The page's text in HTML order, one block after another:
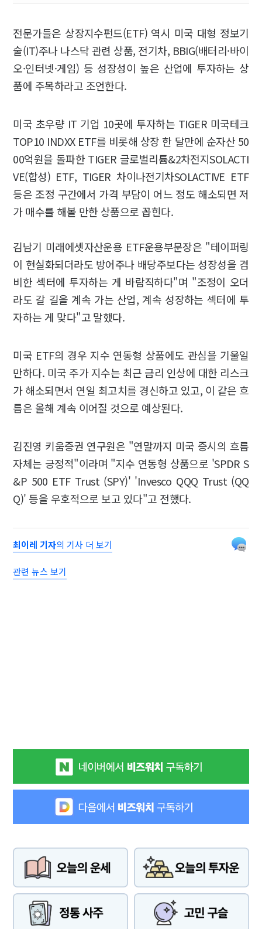
전문가들은 상장지수펀드(ETF) 역시 미국 대형 정보기
술(IT)주나 나스닥 관련 상품, 전기차, BBIG(배터리·바이
오·인터넷·게임) 등 성장성이 높은 산업에 투자하는 상
품에 주목하라고 조언한다.
미국 초우량 IT 기업 10곳에 투자하는 TIGER 미국테크
TOP10 INDXX ETF를 비롯해 상장 한 달만에 순자산 50
00억원을 돌파한 TIGER 글로벌리튬&2차전지SOLACTI
VE(합성) ETF, TIGER 차이나전기차SOLACTIVE ETF
등은 조정 구간에서 가격 부담이 어느 정도 해소되면 저
가 매수를 해볼 만한 상품으로 꼽힌다.
김남기 미래에셋자산운용 ETF운용부문장은 "테이퍼링
이 현실화되더라도 방어주나 배당주보다는 성장성을 겸
비한 섹터에 투자하는 게 바람직하다"며 "조정이 오더
라도 갈 길을 계속 가는 산업, 계속 성장하는 섹터에 투
자하는 게 맞다"고 말했다.
미국 ETF의 경우 지수 연동형 상품에도 관심을 기울일
만하다. 미국 주가 지수는 최근 금리 인상에 대한 리스크
가 해소되면서 연일 최고치를 경신하고 있고, 이 같은 흐
름은 올해 계속 이어질 것으로 예상된다.
김진영 키움증권 연구원은 "연말까지 미국 증시의 흐름
자체는 긍정적"이라며 "지수 연동형 상품으로 'SPDR S
&P 500 ETF Trust (SPY)' 'Invesco QQQ Trust (QQ
Q)' 등을 우호적으로 보고 있다"고 전했다.
최이레 기자의 기사 더 보기
관련 뉴스 보기